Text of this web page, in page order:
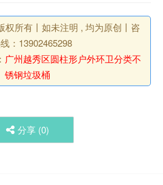
权所有丨如未注明 , 均为原创丨咨
：13902465298
广州越秀区圆柱形户外环卫分类不
锈钢垃圾桶
分享 (0)